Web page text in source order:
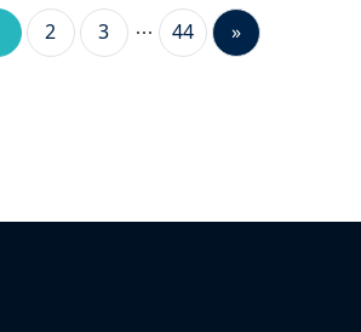
2 3 44 »